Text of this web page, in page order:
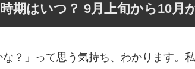
期はいつ？ 9月上旬から10月
な？」って思う気持ち、わかります。